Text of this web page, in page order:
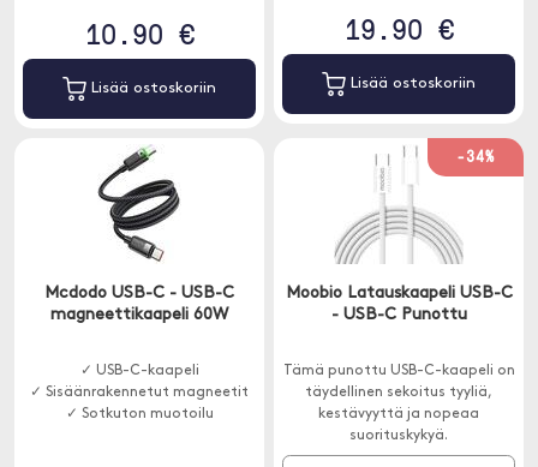
10.90 €
Lisää ostoskoriin
19.90 €
Lisää ostoskoriin
Mcdodo USB-C - USB-C
magneettikaapeli 60W
✓ USB-C-kaapeli
✓ Sisäänrakennetut magneetit
✓ Sotkuton muotoilu
-34%
Moobio Latauskaapeli USB-C
- USB-C Punottu
Tämä punottu USB-C-kaapeli on
täydellinen sekoitus tyyliä,
kestävyyttä ja nopeaa
suorituskykyä.